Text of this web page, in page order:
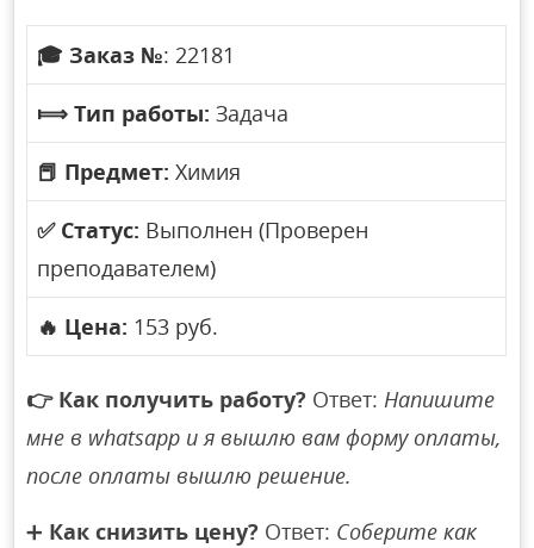
🎓 Заказ №: 22181
⟾ Тип работы: Задача
📕 Предмет: Химия
✅ Статус: Выполнен (Проверен
преподавателем)
🔥 Цена: 153 руб.
👉 Как получить работу? Ответ:Напишите
мне в whatsapp и я вышлю вам форму оплаты,
после оплаты вышлю решение.
➕ Как снизить цену? Ответ: Соберите как